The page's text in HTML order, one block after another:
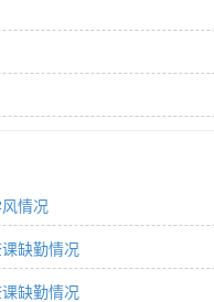
情况
缺勤情况
缺勤情况